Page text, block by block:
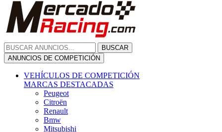
BUSCAR
ANUNCIOS DE COMPETICIÓN
VEHÍCULOS DE COMPETICIÓN
MARCAS DESTACADAS
Peugeot
Citroën
Renault
Bmw
Mitsubishi
Ford